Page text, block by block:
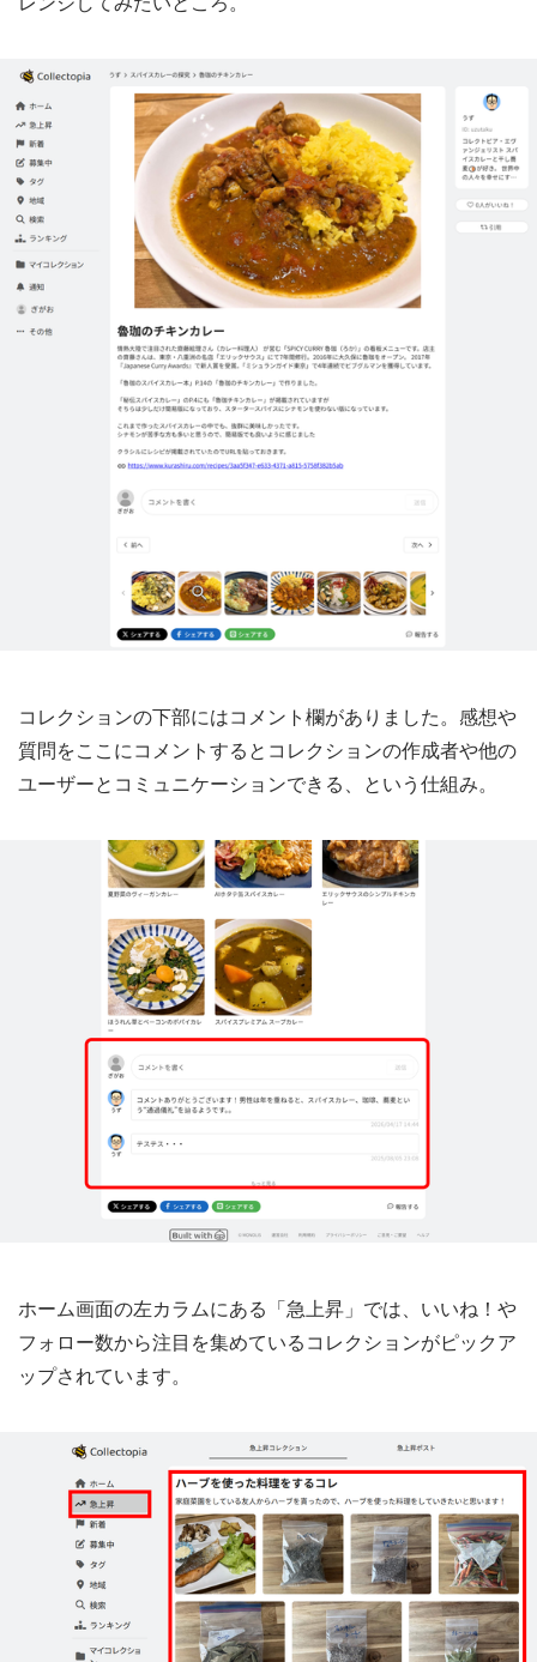
コレクションの下部にはコメント欄がありました。感想や
質問をここにコメントするとコレクションの作成者や他の
ユーザーとコミュニケーションできる、という仕組み。
ホーム画面の左カラムにある「急上昇」では、いいね！や
フォロー数から注目を集めているコレクションがピックア
ップされています。